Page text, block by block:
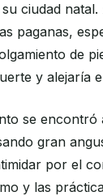
ciudad natal.
paganas,
de
y alejaría
se encontró
gran
por el
y las